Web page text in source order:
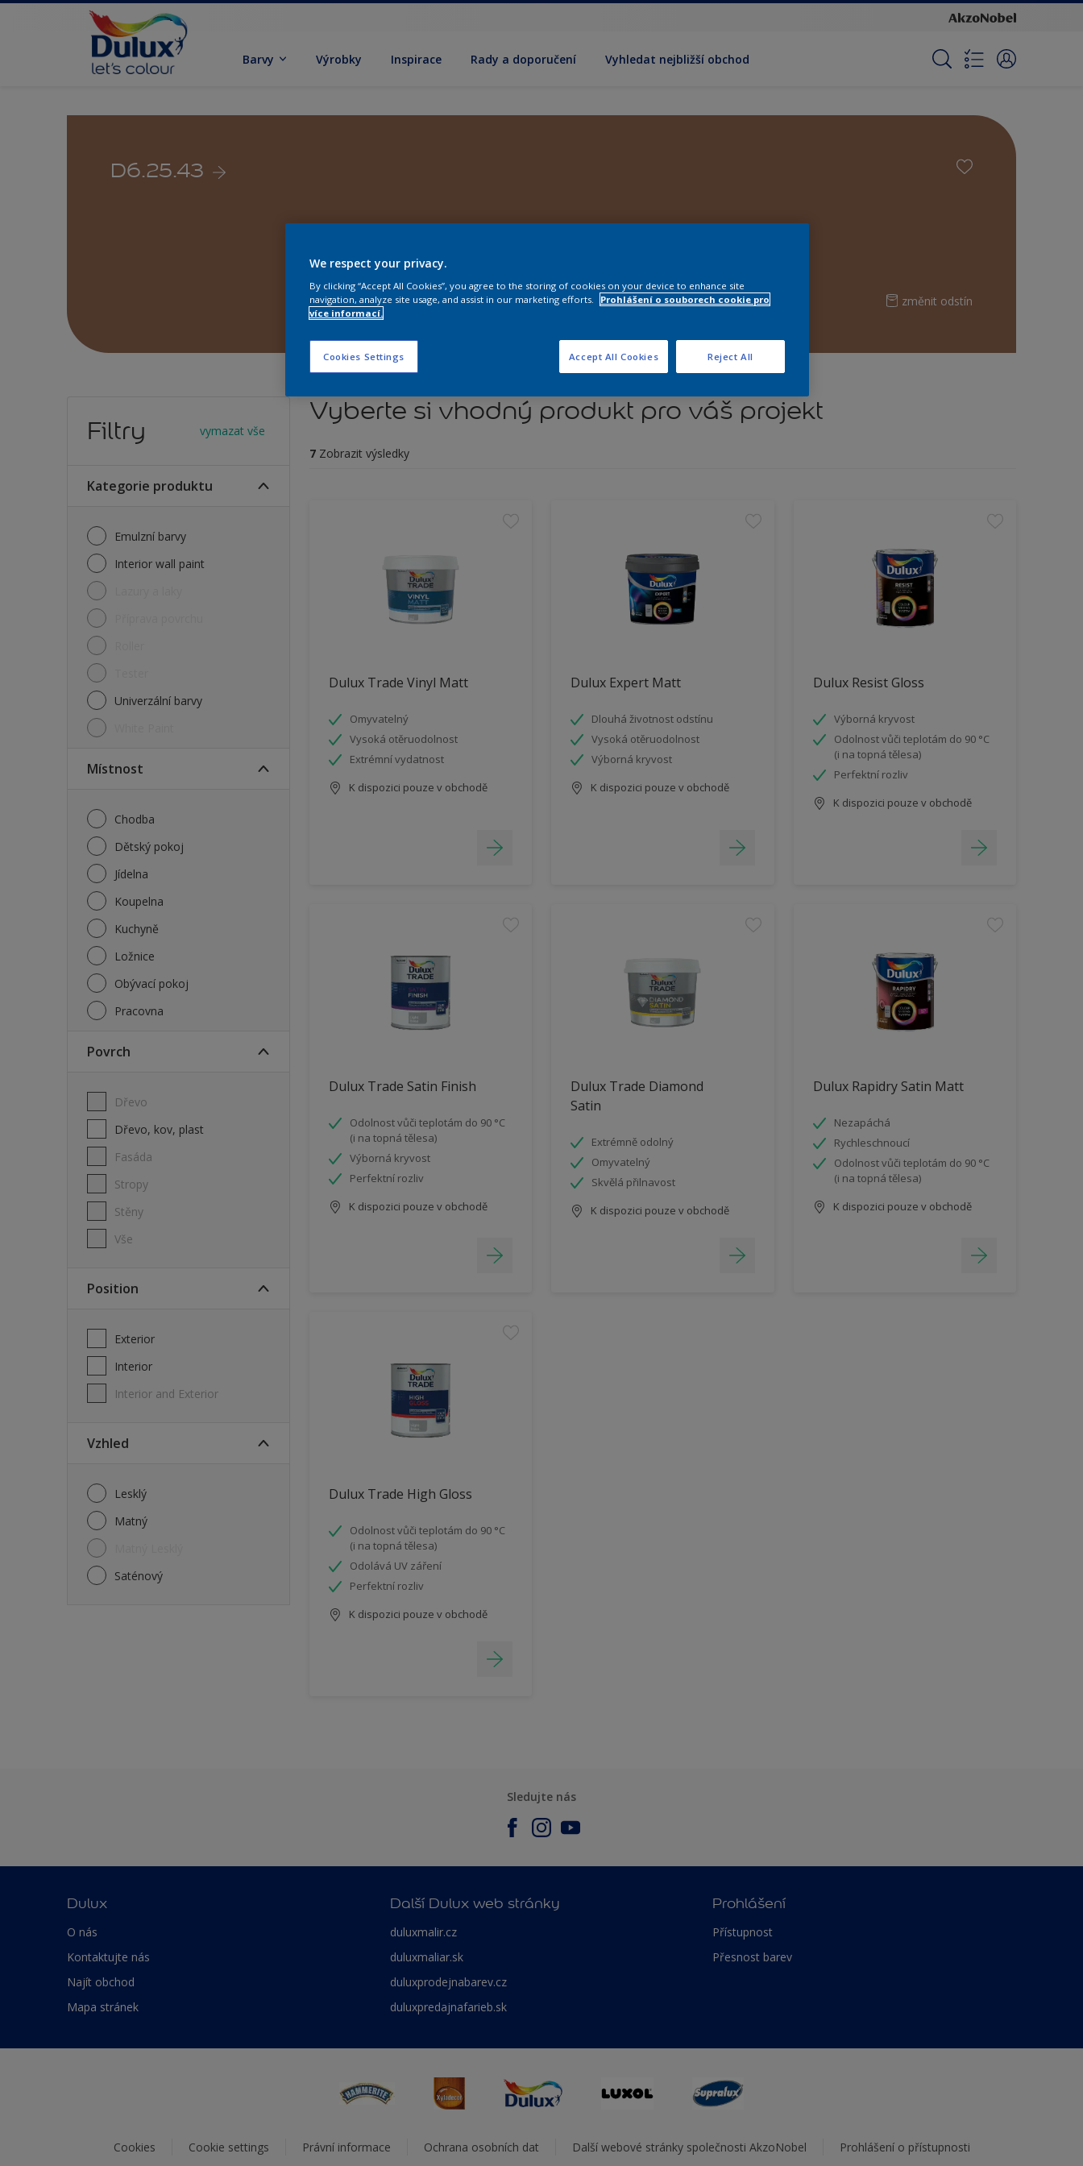
Barvy Výrobky Inspirace Rady a doporučení Vyhledat nejbližší obchod
D6.25.43
změnit odstín
Filtry vymazat vše
Kategorie produktu
Emulzní barvy
Interior wall paint
Univerzální barvy
Místnost
Chodba
Dětský pokoj
Jídelna
Koupelna
Kuchyně
Ložnice
Obývací pokoj
Pracovna
Povrch
Dřevo
Dřevo, kov, plast
Fasáda
Stropy
Stěny
Vše
Position
Exterior
Interior
Interior and Exterior
Vzhled
Lesklý
Matný
Saténový
Vyberte si vhodný produkt pro váš projekt
7 Zobrazit výsledky
Dulux Trade Vinyl Matt
Omyvatelný
Vysoká otěruodolnost
Extrémní vydatnost
K dispozici pouze v obchodě
Dulux Expert Matt
Dlouhá životnost odstínu
Vysoká otěruodolnost
Výborná kryvost
K dispozici pouze v obchodě
Dulux Resist Gloss
Výborná kryvost
Odolnost vůči teplotám do 90 °C
(i na topná tělesa)
Perfektní rozliv
K dispozici pouze v obchodě
Dulux Trade Satin Finish
Odolnost vůči teplotám do 90 °C
(i na topná tělesa)
Výborná kryvost
Perfektní rozliv
K dispozici pouze v obchodě
Dulux Trade Diamond
Satin
Extrémně odolný
Omyvatelný
Skvělá přilnavost
K dispozici pouze v obchodě
Dulux Rapidry Satin Matt
Nezapáchá
Rychleschnoucí
Odolnost vůči teplotám do 90 °C
(i na topná tělesa)
K dispozici pouze v obchodě
Dulux Trade High Gloss
Odolnost vůči teplotám do 90 °C
(i na topná tělesa)
Odolává UV záření
Perfektní rozliv
K dispozici pouze v obchodě
Sledujte nás
Dulux
O nás
Kontaktujte nás
Najít obchod
Mapa stránek
Další Dulux web stránky
duluxmalir.cz
duluxmaliar.sk
duluxprodejnabarev.cz
duluxpredajnafarieb.sk
Prohlášení
Přístupnost
Přesnost barev
Cookies Cookie settings Právní informace Ochrana osobních dat Další webové stránky společnosti AkzoNobel Prohlášení o přístupnosti
We respect your privacy.
By clicking “Accept All Cookies”, you agree to the storing of cookies on your device to enhance site
navigation, analyze site usage, and assist in our marketing efforts.
Prohlášení o souborech cookie pro
více informací.
Cookies Settings Reject All
Accept All Cookies